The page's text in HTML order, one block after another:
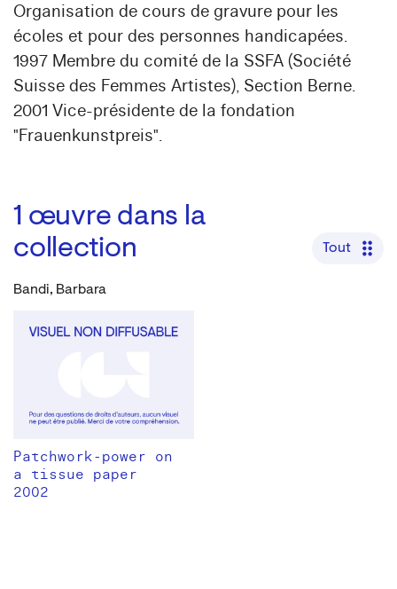
Organisation de cours de gravure pour les
écoles et pour des personnes handicapées.
1997 Membre du comité de la SSFA (Société
Suisse des Femmes Artistes), Section Berne.
2001 Vice-présidente de la fondation
"Frauenkunstpreis".
1 œuvre dans la
collection
Tout
Bandi, Barbara
Patchwork-power on
a tissue paper
2002